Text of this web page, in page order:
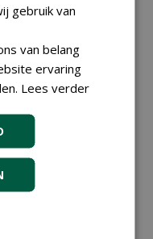
bij DSV
B.V.
(fulltime) bij
B.V.
gebruik van
van belang
ervaring
Lees verder